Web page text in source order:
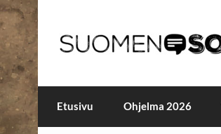
Skip
to
content
Etusivu Ohjelma 2026